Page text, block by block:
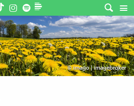
©imago | imagebroker